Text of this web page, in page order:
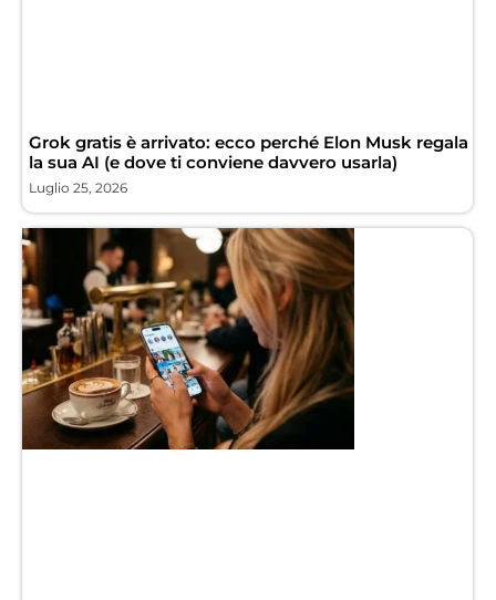
Grok gratis è arrivato: ecco perché Elon Musk regala
la sua AI (e dove ti conviene davvero usarla)
Luglio 25, 2026